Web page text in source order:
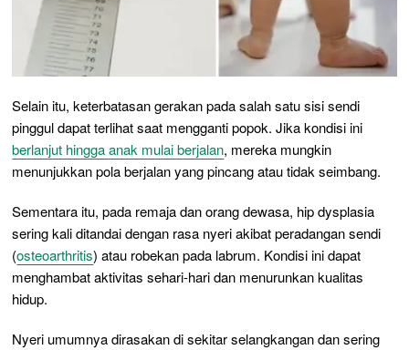
Selain itu, keterbatasan gerakan pada salah satu sisi sendi
pinggul dapat terlihat saat mengganti popok. Jika kondisi ini
berlanjut hingga anak mulai berjalan, mereka mungkin
menunjukkan pola berjalan yang pincang atau tidak seimbang.
Sementara itu, pada remaja dan orang dewasa, hip dysplasia
sering kali ditandai dengan rasa nyeri akibat peradangan sendi
(osteoarthritis) atau robekan pada labrum. Kondisi ini dapat
menghambat aktivitas sehari-hari dan menurunkan kualitas
hidup.
Nyeri umumnya dirasakan di sekitar selangkangan dan sering